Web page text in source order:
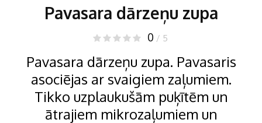
Pavasara dārzeņu zupa
0 / 5
Pavasara dārzeņu zupa. Pavasaris
asociējas ar svaigiem zaļumiem.
Tikko uzplaukušām puķītēm un
ātrajiem mikrozaļumiem un